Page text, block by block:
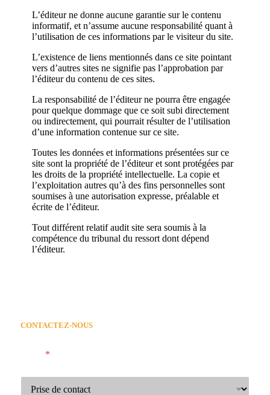
L’éditeur ne donne aucune garantie sur le contenu
informatif, et n’assume aucune responsabilité quant à
l’utilisation de ces informations par le visiteur du site.
L’existence de liens mentionnés dans ce site pointant
vers d’autres sites ne signifie pas l’approbation par
l’éditeur du contenu de ces sites.
La responsabilité de l’éditeur ne pourra être engagée
pour quelque dommage que ce soit subi directement
ou indirectement, qui pourrait résulter de l’utilisation
d’une information contenue sur ce site.
Toutes les données et informations présentées sur ce
site sont la propriété de l’éditeur et sont protégées par
les droits de la propriété intellectuelle. La copie et
l’exploitation autres qu’à des fins personnelles sont
soumises à une autorisation expresse, préalable et
écrite de l’éditeur.
Tout différent relatif audit site sera soumis à la
compétence du tribunal du ressort dont dépend
l’éditeur.
CONTACTEZ-NOUS
*